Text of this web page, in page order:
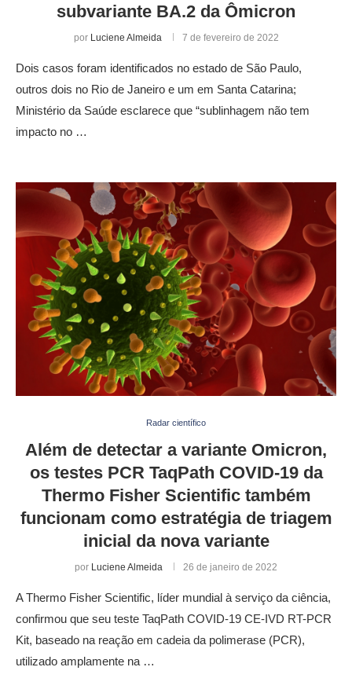
subvariante BA.2 da Ômicron
por Luciene Almeida 7 de fevereiro de 2022
Dois casos foram identificados no estado de São Paulo,
outros dois no Rio de Janeiro e um em Santa Catarina;
Ministério da Saúde esclarece que “sublinhagem não tem
impacto no …
Radar científico
Além de detectar a variante Omicron,
os testes PCR TaqPath COVID-19 da
Thermo Fisher Scientific também
funcionam como estratégia de triagem
inicial da nova variante
por Luciene Almeida 26 de janeiro de 2022
A Thermo Fisher Scientific, líder mundial à serviço da ciência,
confirmou que seu teste TaqPath COVID-19 CE-IVD RT-PCR
Kit, baseado na reação em cadeia da polimerase (PCR),
utilizado amplamente na …